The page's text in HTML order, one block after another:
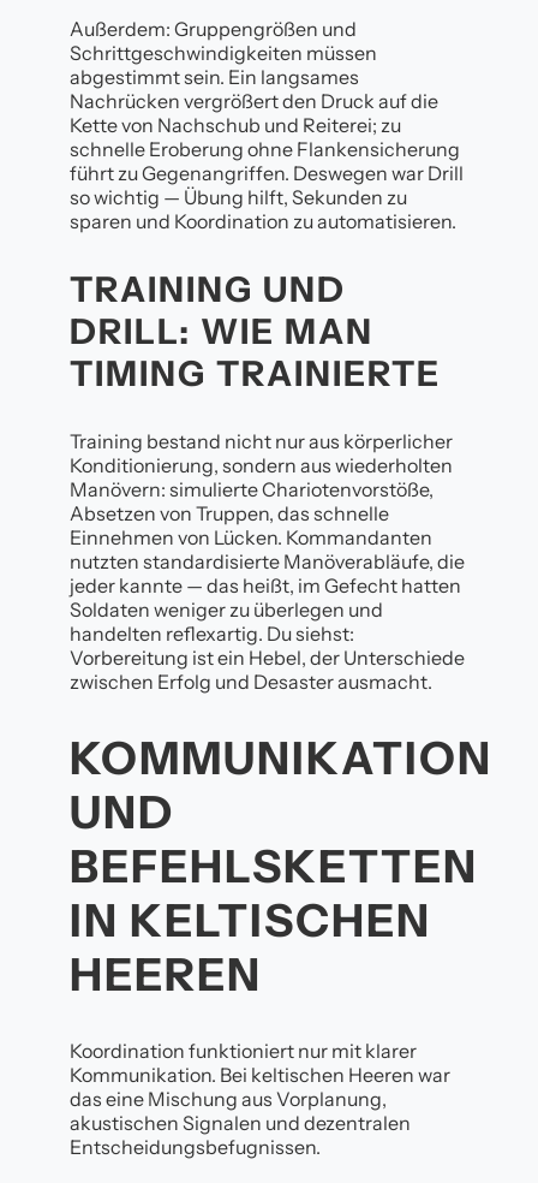
Außerdem: Gruppengrößen und
Schrittgeschwindigkeiten müssen
abgestimmt sein. Ein langsames
Nachrücken vergrößert den Druck auf die
Kette von Nachschub und Reiterei; zu
schnelle Eroberung ohne Flankensicherung
führt zu Gegenangriffen. Deswegen war Drill
so wichtig — Übung hilft, Sekunden zu
sparen und Koordination zu automatisieren.
TRAINING UND
DRILL: WIE MAN
TIMING TRAINIERTE
Training bestand nicht nur aus körperlicher
Konditionierung, sondern aus wiederholten
Manövern: simulierte Chariotenvorstöße,
Absetzen von Truppen, das schnelle
Einnehmen von Lücken. Kommandanten
nutzten standardisierte Manöverabläufe, die
jeder kannte — das heißt, im Gefecht hatten
Soldaten weniger zu überlegen und
handelten reflexartig. Du siehst:
Vorbereitung ist ein Hebel, der Unterschiede
zwischen Erfolg und Desaster ausmacht.
KOMMUNIKATION
UND
BEFEHLSKETTEN
IN KELTISCHEN
HEEREN
Koordination funktioniert nur mit klarer
Kommunikation. Bei keltischen Heeren war
das eine Mischung aus Vorplanung,
akustischen Signalen und dezentralen
Entscheidungsbefugnissen.